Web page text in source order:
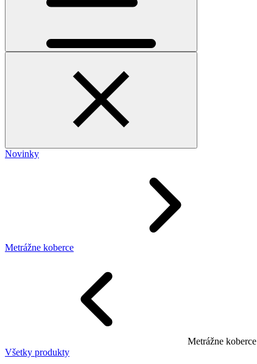
Novinky
Metrážne koberce
Metrážne koberce
Všetky produkty